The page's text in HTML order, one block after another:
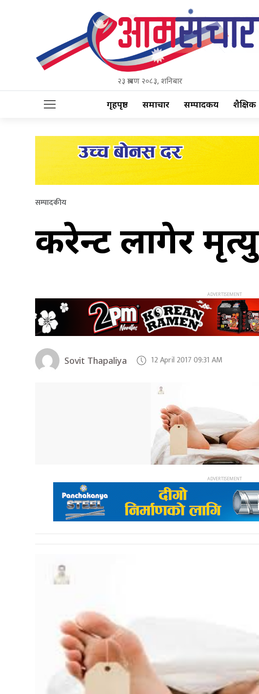
२३ श्रावण २०८३, शनिबार
गृहपृष्ठ समाचार सम्पादकीय शैक्षिक
सम्पादकीय
करेन्ट लागेर मृत्यु
Sovit Thapaliya 12 April 2017 09:31 AM